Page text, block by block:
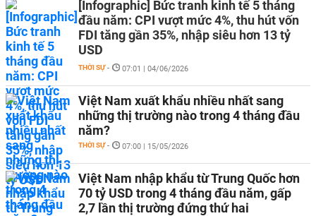
[Infographic] Bức tranh kinh tế 5 tháng
đầu năm: CPI vượt mức 4%, thu hút vốn
FDI tăng gần 35%, nhập siêu hơn 13 tỷ
USD
THỜI SỰ - 07:01 | 04/06/2026
Việt Nam xuất khẩu nhiều nhất sang
những thị trường nào trong 4 tháng đầu
năm?
THỜI SỰ - 07:00 | 15/05/2026
Việt Nam nhập khẩu từ Trung Quốc hơn
70 tỷ USD trong 4 tháng đầu năm, gấp
2,7 lần thị trường đứng thứ hai